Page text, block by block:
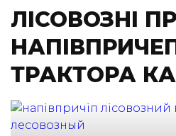
ЛІСОВОЗНІ
ТРАКТОРА